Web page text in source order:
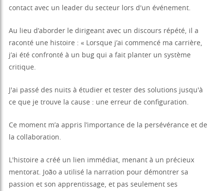
contact avec un leader du secteur lors d'un événement.
Au lieu d’aborder le dirigeant avec un discours répété, il a
raconté une histoire : « Lorsque j’ai commencé ma carrière,
j’ai été confronté à un bug qui a fait planter un système
critique.
J'ai passé des nuits à étudier et tester des solutions jusqu'à
ce que je trouve la cause : une erreur de configuration.
Ce moment m’a appris l’importance de la persévérance et de
la collaboration.
L'histoire a créé un lien immédiat, menant à un précieux
mentorat. João a utilisé la narration pour démontrer sa
passion et son apprentissage, et pas seulement ses